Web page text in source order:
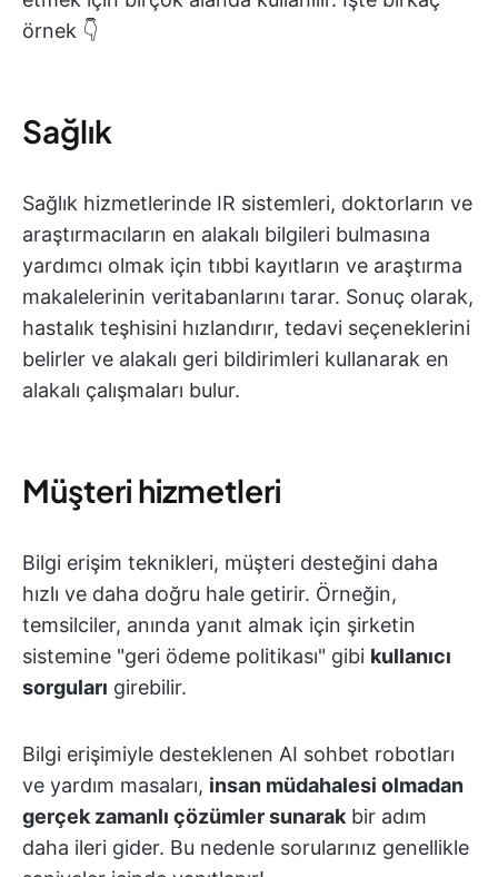
örnek 👇
Sağlık
Sağlık hizmetlerinde IR sistemleri, doktorların ve
araştırmacıların en alakalı bilgileri bulmasına
yardımcı olmak için tıbbi kayıtların ve araştırma
makalelerinin veritabanlarını tarar. Sonuç olarak,
hastalık teşhisini hızlandırır, tedavi seçeneklerini
belirler ve alakalı geri bildirimleri kullanarak en
alakalı çalışmaları bulur.
Müşteri hizmetleri
Bilgi erişim teknikleri, müşteri desteğini daha
hızlı ve daha doğru hale getirir. Örneğin,
temsilciler, anında yanıt almak için şirketin
sistemine "geri ödeme politikası" gibi kullanıcı
sorguları girebilir.
Bilgi erişimiyle desteklenen AI sohbet robotları
ve yardım masaları, insan müdahalesi olmadan
gerçek zamanlı çözümler sunarak bir adım
daha ileri gider. Bu nedenle sorularınız genellikle